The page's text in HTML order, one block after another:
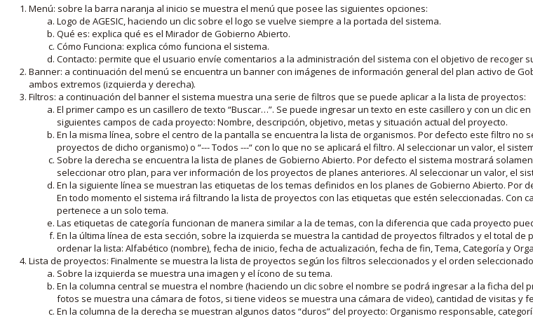
Menú: sobre la barra naranja al inicio se muestra el menú que posee las siguientes opciones:
Logo de AGESIC, haciendo un clic sobre el logo se vuelve siempre a la portada del sistema.
Qué es: explica qué es el Mirador de Gobierno Abierto.
Cómo Funciona: explica cómo funciona el sistema.
Contacto: permite que el usuario envíe comentarios a la administración del sistema con el objetivo de recoger
Banner: a continuación del menú se encuentra un banner con imágenes de información general del plan activo de
ambos extremos (izquierda y derecha).
Filtros: a continuación del banner el sistema muestra una serie de filtros que se puede aplicar a la lista de proyectos:
El primer campo es un casillero de texto “Buscar…”. Se puede ingresar un texto en este casillero y con un clic
siguientes campos de cada proyecto: Nombre, descripción, objetivo, metas y situación actual del proyecto.
En la misma línea, sobre el centro de la pantalla se encuentra la lista de organismos. Por defecto este filtro
proyectos de dicho organismo) o “--- Todos ---“ con lo que no se aplicará el filtro. Al seleccionar un valor, el
Sobre la derecha se encuentra la lista de planes de Gobierno Abierto. Por defecto el sistema mostrará
seleccionar otro plan, para ver información de los proyectos de planes anteriores. Al seleccionar un valor, el
En la siguiente línea se muestran las etiquetas de los temas definidos en los planes de Gobierno Abierto.
En todo momento el sistema irá filtrando la lista de proyectos con las etiquetas que estén seleccionadas. Con
pertenece a un solo tema.
Las etiquetas de categoría funcionan de manera similar a la de temas, con la diferencia que cada proyecto
En la última línea de esta sección, sobre la izquierda se muestra la cantidad de proyectos filtrados y el total
ordenar la lista: Alfabético (nombre), fecha de inicio, fecha de actualización, fecha de fin, Tema, Categoría y
Lista de proyectos: Finalmente se muestra la lista de proyectos según los filtros seleccionados y el orden
Sobre la izquierda se muestra una imagen y el ícono de su tema.
En la columna central se muestra el nombre (haciendo un clic sobre el nombre se podrá ingresar a la ficha
fotos se muestra una cámara de fotos, si tiene videos se muestra una cámara de video), cantidad de visitas y
En la columna de la derecha se muestran algunos datos “duros” del proyecto: Organismo responsable,